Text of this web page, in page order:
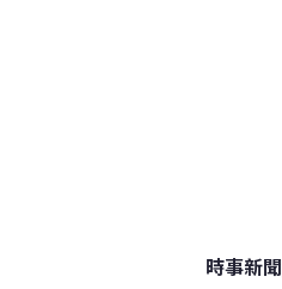
時事新聞